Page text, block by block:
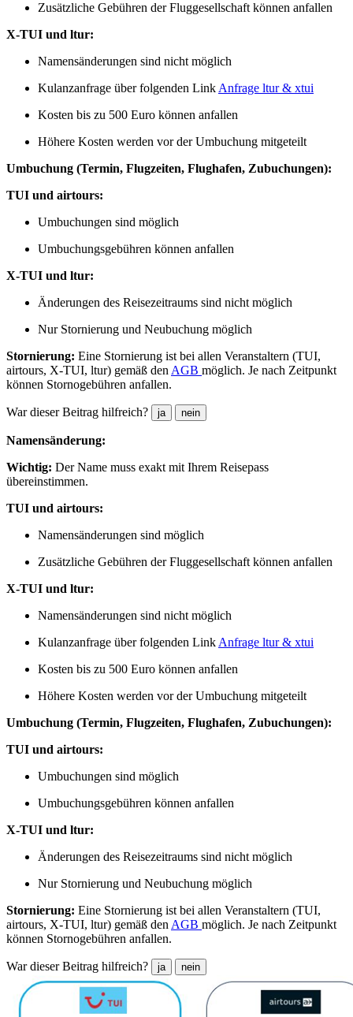
Zusätzliche Gebühren der Fluggesellschaft können anfallen
X-TUI und ltur:
Namensänderungen sind nicht möglich
Kulanzanfrage über folgenden Link ⁣Anfrage ltur & xtui
Kosten bis zu 500 Euro können anfallen
Höhere Kosten werden vor der Umbuchung mitgeteilt
Umbuchung (Termin, Flugzeiten, Flughafen, Zubuchungen):
TUI und airtours:
Umbuchungen sind möglich
Umbuchungsgebühren können anfallen
X-TUI und ltur:
Änderungen des Reisezeitraums sind nicht möglich
Nur Stornierung und Neubuchung möglich
Stornierung: Eine Stornierung ist bei allen Veranstaltern (TUI,
airtours, X-TUI, ltur) gemäß den AGB möglich. Je nach Zeitpunkt
können Stornogebühren anfallen.
War dieser Beitrag hilfreich? ja nein
Namensänderung:
Wichtig: Der Name muss exakt mit Ihrem Reisepass
übereinstimmen.
TUI und airtours:
Namensänderungen sind möglich
Zusätzliche Gebühren der Fluggesellschaft können anfallen
X-TUI und ltur:
Namensänderungen sind nicht möglich
Kulanzanfrage über folgenden Link ⁣Anfrage ltur & xtui
Kosten bis zu 500 Euro können anfallen
Höhere Kosten werden vor der Umbuchung mitgeteilt
Umbuchung (Termin, Flugzeiten, Flughafen, Zubuchungen):
TUI und airtours:
Umbuchungen sind möglich
Umbuchungsgebühren können anfallen
X-TUI und ltur:
Änderungen des Reisezeitraums sind nicht möglich
Nur Stornierung und Neubuchung möglich
Stornierung: Eine Stornierung ist bei allen Veranstaltern (TUI,
airtours, X-TUI, ltur) gemäß den AGB möglich. Je nach Zeitpunkt
können Stornogebühren anfallen.
War dieser Beitrag hilfreich? ja nein